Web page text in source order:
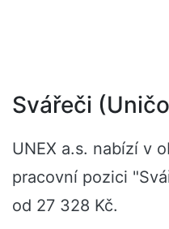
Svářeči
UNEX a.s. nabízí v
pracovní pozici
od 27 328 Kč.